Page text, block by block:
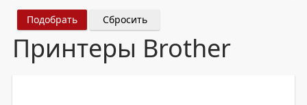
Сбросить
Принтеры Brother